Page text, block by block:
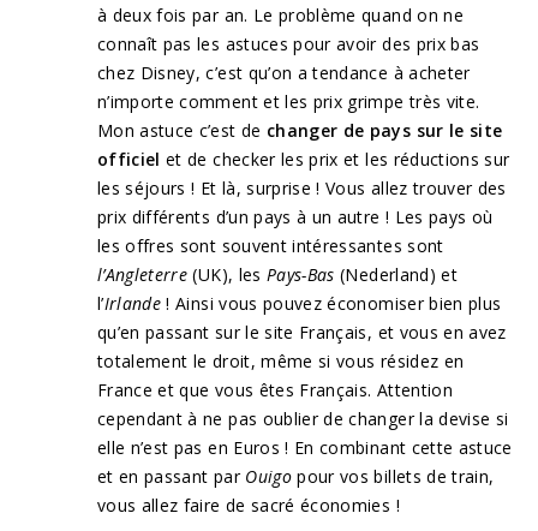
à deux fois par an. Le problème quand on ne
connaît pas les astuces pour avoir des prix bas
chez Disney, c’est qu’on a tendance à acheter
n’importe comment et les prix grimpe très vite.
Mon astuce c’est de changer de pays sur le site
officiel et de checker les prix et les réductions sur
les séjours ! Et là, surprise ! Vous allez trouver des
prix différents d’un pays à un autre ! Les pays où
les offres sont souvent intéressantes sont
l’Angleterre (UK), les Pays-Bas (Nederland) et
l’Irlande ! Ainsi vous pouvez économiser bien plus
qu’en passant sur le site Français, et vous en avez
totalement le droit, même si vous résidez en
France et que vous êtes Français. Attention
cependant à ne pas oublier de changer la devise si
elle n’est pas en Euros ! En combinant cette astuce
et en passant par Ouigopour vos billets de train,
vous allez faire de sacré économies !